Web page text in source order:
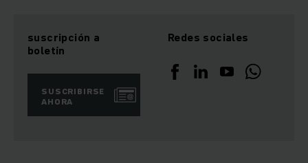
suscripción a
boletín
SUSCRIBIRSE
AHORA
Redes sociales